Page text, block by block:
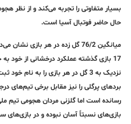
بسیار متفاوتی را تجربه می‌کند و از نظر
حال حاضر فوتبال آسیا است.
میانگین 76/2 گل زده در هر بازی
17 بازی گذشته عملکرد درخشانی از خود
نزدیک به 3 گل در هر بازی را به نام
رسانده است اما گلزنی مردان هجومی تیم
بازی‌های نسبتاً آسان نبوده و در